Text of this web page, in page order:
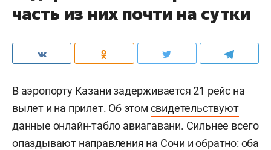
часть из них почти на сутки
В аэропорту Казани задерживается 21 рейс на
вылет и на прилет. Об этом свидетельствуют
данные онлайн-табло авиагавани. Сильнее всего
опаздывают направления на Сочи и обратно: оба